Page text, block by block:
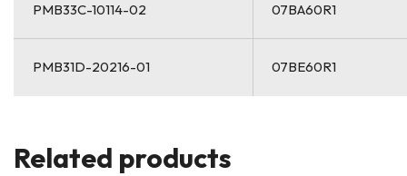
PMB33C-10114-02 07BA60R1
PMB31D-20216-01 07BE60R1
Related products